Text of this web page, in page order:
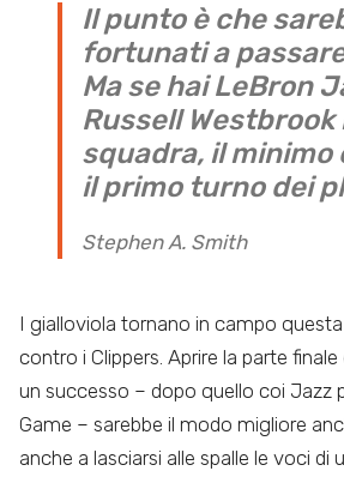
Il punto è che
fortunati a
Ma se hai LeBron
Russell Westbrook
squadra, il minimo
il primo turno dei
Stephen A. Smith
I gialloviola tornano in campo
contro i Clippers. Aprire la parte
un successo – dopo quello coi Jazz
Game – sarebbe il modo migliore
anche a lasciarsi alle spalle le voci